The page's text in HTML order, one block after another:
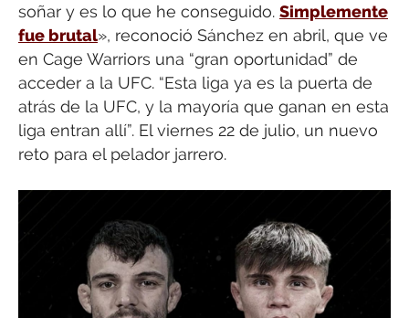
soñar y es lo que he conseguido. Simplemente
fue brutal», reconoció Sánchez en abril, que ve
en Cage Warriors una “gran oportunidad” de
acceder a la UFC. “Esta liga ya es la puerta de
atrás de la UFC, y la mayoría que ganan en esta
liga entran allí”. El viernes 22 de julio, un nuevo
reto para el pelador jarrero.